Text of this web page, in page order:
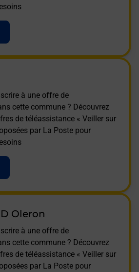
à une offre de
cette commune ? Découvrez
de téléassistance « Veiller sur
par La Poste pour
Oleron
à une offre de
cette commune ? Découvrez
de téléassistance « Veiller sur
par La Poste pour